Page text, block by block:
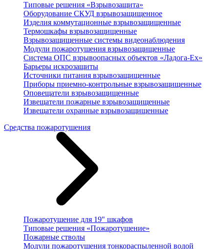
Типовые решения «Взрывозащита»
Оборудование СКУД взрывозащищенное
Изделия коммутационные взрывозащищенные
Термошкафы взрывозащищенные
Взрывозащищенные системы видеонаблюдения
Модули пожаротушения взрывозащищенные
Система ОПС взрывоопасных объектов «Ладога-Ex»
Барьеры искрозащиты
Источники питания взрывозащищенные
Приборы приемно-контрольные взрывозащищенные
Оповещатели взрывозащищенные
Извещатели пожарные взрывозащищенные
Извещатели охранные взрывозащищенные
Средства пожаротушения
Пожаротушение для 19" шкафов
Типовые решения «Пожаротушение»
Пожарные стволы
Модули пожаротушения тонкораспыленной водой